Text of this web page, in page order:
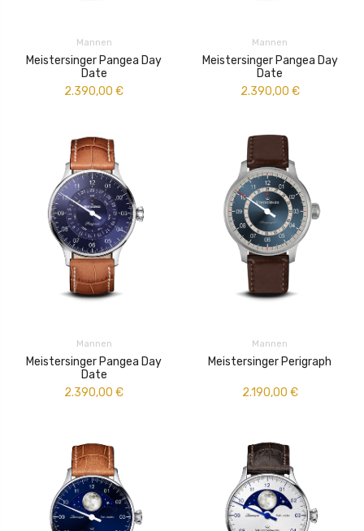
Mannen
Meistersinger Pangea Day
Date
2.390,00 €
Mannen
Meistersinger Pangea Day
Date
2.390,00 €
Mannen
Meistersinger Pangea Day
Date
2.390,00 €
Mannen
Meistersinger Perigraph
2.190,00 €